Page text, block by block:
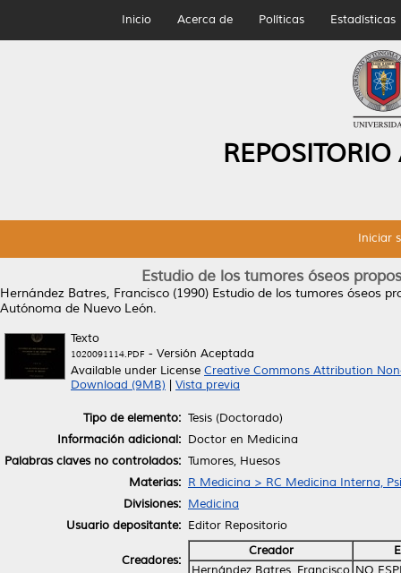
Inicio Acerca de Políticas Estadísticas
Iniciar
Estudio de los tumores óseos
Hernández Batres, Francisco (1990) Estudio de los tumores óseos
Autónoma de Nuevo León.
Texto
1020091114.PDF - Versión Aceptada
Available under License Creative Commons Attribution
Download (9MB)
Vista previa
Tipo de elemento: Tesis (Doctorado)
Información adicional: Doctor en Medicina
Palabras claves no controlados: Tumores, Huesos
Materias: R Medicina > RC Medicina Interna,
Divisiones: Medicina
Usuario depositante: Editor Repositorio
Creadores:
Creador
Hernández Batres, Francisco NO